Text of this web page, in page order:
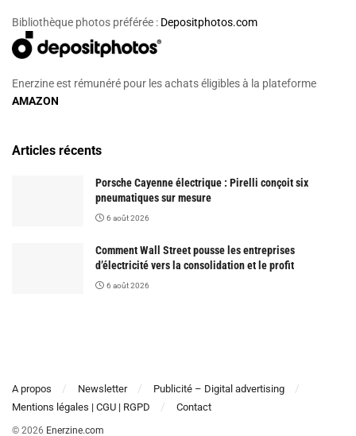
Bibliothèque photos préférée : Depositphotos.com
Enerzine est rémunéré pour les achats éligibles à la plateforme
AMAZON
Articles récents
Porsche Cayenne électrique : Pirelli conçoit six
pneumatiques sur mesure
6 août 2026
Comment Wall Street pousse les entreprises
d’électricité vers la consolidation et le profit
6 août 2026
A propos Newsletter
Publicité – Digital advertising
Mentions légales | CGU | RGPD
Contact
© 2026 Enerzine.com